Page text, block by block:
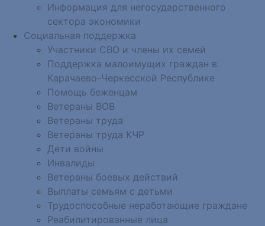
Информация для негосударственного
сектора экономики
Социальная поддержка
Участники СВО и члены их семей
Поддержка малоимущих граждан в
Карачаево-Черкесской Республике
Помощь беженцам
Ветераны ВОВ
Ветераны труда
Ветераны труда КЧР
Дети войны
Инвалиды
Ветераны боевых действий
Выплаты семьям с детьми
Трудоспособные неработающие граждане
Реабилитированные лица